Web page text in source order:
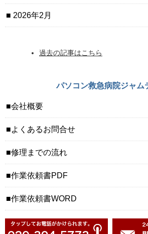
2026年2月
過去の記事はこちら
パソコン救急病院ジャム
会社概要
よくあるお問合せ
修理までの流れ
作業依頼書PDF
作業依頼書WORD